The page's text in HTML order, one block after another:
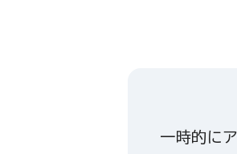
一時的に